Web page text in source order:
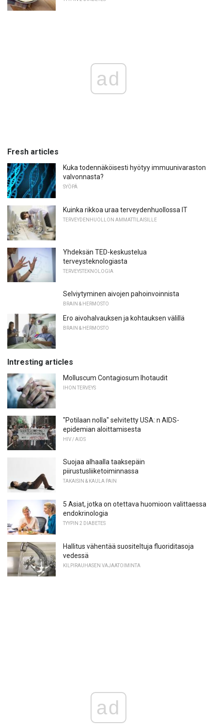
ad
Fresh articles
Kuka todennäköisesti hyötyy immuunivaraston
valvonnasta?
SYÖPÄ
Kuinka rikkoa uraa terveydenhuollossa IT
TERVEYDENHUOLLON AMMATTILAISILLE
Yhdeksän TED-keskustelua
terveysteknologiasta
TERVEYSTEKNOLOGIA
Selviytyminen aivojen pahoinvoinnista
BRAIN & HERMOSTO
Ero aivohalvauksen ja kohtauksen välillä
BRAIN & HERMOSTO
Intresting articles
Molluscum Contagiosum Ihotaudit
IHON TERVEYS
"Potilaan nolla" selvitetty USA: n AIDS-
epidemian aloittamisesta
HIV / AIDS
Suojaa alhaalla taaksepäin
piirustusliiketoiminnassa
TAKAISIN & KAULA PAIN
5 Asiat, jotka on otettava huomioon valittaessa
endokrinologia
TYYPIN 2 DIABETES
Hallitus vähentää suositeltuja fluoriditasoja
vedessä
KILPIRAUHASEN VAJAATOIMINTA
ad